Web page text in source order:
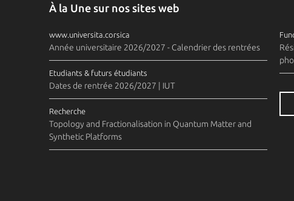
À la Une sur nos sites web
www.universita.corsica
Année universitaire 2026/2027 - Calendrier des rentrées
Etudiants & futurs étudiants
Dates de rentrée 2026/2027 | IUT
Recherche
Topology and Fractionalisation in Quantum Matter and
Synthetic Platforms